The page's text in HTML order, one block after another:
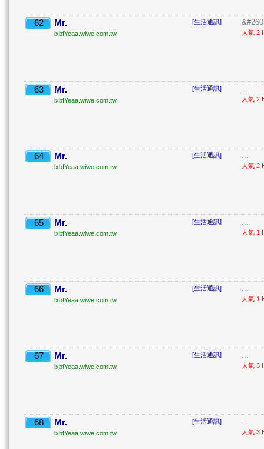
62 Mr.
lxbfYeaa.wiwe.com.tw
[生活通訊]
人氣 2
63 Mr.
lxbfYeaa.wiwe.com.tw
[生活通訊] ...
人氣 2
64 Mr.
lxbfYeaa.wiwe.com.tw
[生活通訊] ...
人氣 2
65 Mr.
lxbfYeaa.wiwe.com.tw
[生活通訊] ...
人氣 1
66 Mr.
lxbfYeaa.wiwe.com.tw
[生活通訊] ...
人氣 1
67 Mr.
lxbfYeaa.wiwe.com.tw
[生活通訊] ...
人氣 3
68 Mr.
lxbfYeaa.wiwe.com.tw
[生活通訊] ...
人氣 3